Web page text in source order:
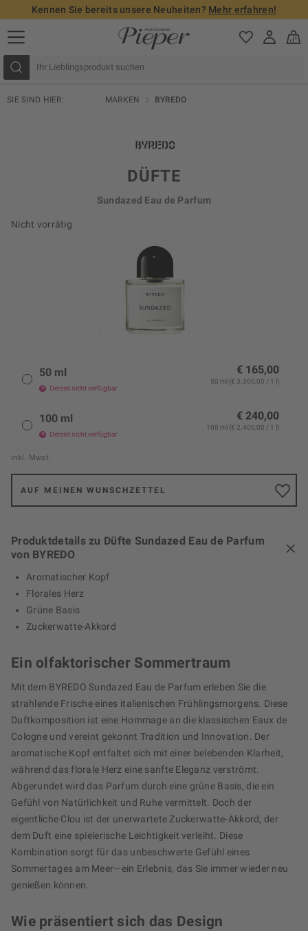
Kennen Sie bereits unsere Neuheiten? Mehr erfahren!
SIE SIND HIER: MARKEN BYREDO
Nicht vorrätig
DÜFTE
Sundazed Eau de Parfum
50 ml
Derzeit nicht verfügbar
€ 165,00
50 ml (€ 3.300,00 / 1 l)
100 ml
Derzeit nicht verfügbar
€ 240,00
100 ml (€ 2.400,00 / 1 l)
inkl. Mwst.
AUF MEINEN WUNSCHZETTEL
Produktdetails zu Düfte Sundazed Eau de Parfum
von BYREDO
Aromatischer Kopf
Florales Herz
Grüne Basis
Zuckerwatte-Akkord
Ein olfaktorischer Sommertraum
Mit dem BYREDO Sundazed Eau de Parfum erleben Sie die
strahlende Frische eines italienischen Frühlingsmorgens. Diese
Duftkomposition ist eine Hommage an die klassischen Eaux de
Cologne und vereint gekonnt Tradition und Innovation. Der
aromatische Kopf entfaltet sich mit einer belebenden Klarheit,
während das florale Herz eine sanfte Eleganz verströmt.
Abgerundet wird das Parfum durch eine grüne Basis, die ein
Gefühl von Natürlichkeit und Ruhe vermittelt. Doch der
eigentliche Clou ist der unerwartete Zuckerwatte-Akkord, der
dem Duft eine spielerische Leichtigkeit verleiht. Diese
Kombination sorgt für das unbeschwerte Gefühl eines
Sommertages am Meer—ein Erlebnis, das Sie immer wieder neu
genießen können.
Wie präsentiert sich das Design